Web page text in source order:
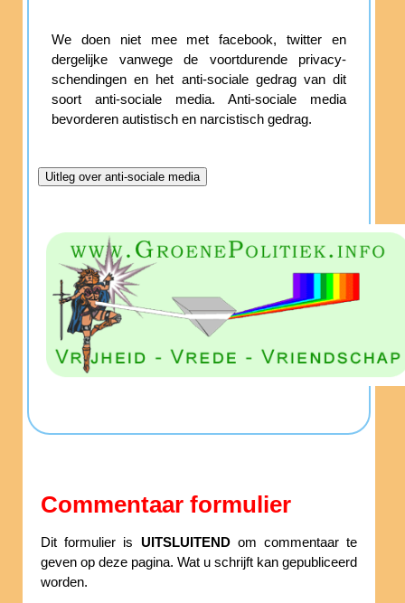
We doen niet mee met facebook, twitter en
dergelijke vanwege de voortdurende privacy-
schendingen en het anti-sociale gedrag van dit
soort anti-sociale media. Anti-sociale media
bevorderen autistisch en narcistisch gedrag.
Commentaar formulier
Dit formulier is UITSLUITENDom commentaar te
geven op deze pagina. Wat u schrijft kan gepubliceerd
worden.